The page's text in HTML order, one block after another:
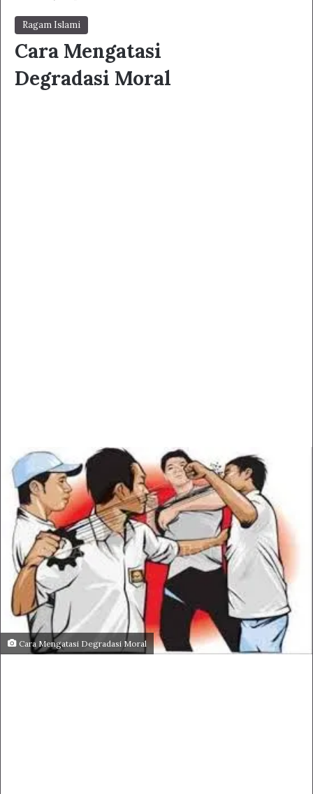
Ragam Islami
Cara Mengatasi
Degradasi Moral
Cara Mengatasi Degradasi Moral